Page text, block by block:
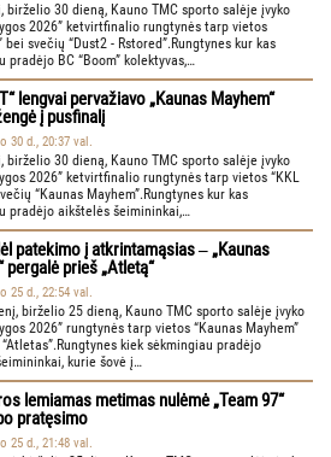
birželio 30 dieną, Kauno TMC sporto salėje įvyko
2026” ketvirtfinalio rungtynės tarp vietos
bei svečių “Dust2 - Rstored”.Rungtynes kur kas
pradėjo BC “Boom” kolektyvas,…
lengvai pervažiavo „Kaunas Mayhem“
į pusfinalį
30 d., 20:37 val.
birželio 30 dieną, Kauno TMC sporto salėje įvyko
2026” ketvirtfinalio rungtynės tarp vietos “KKL
“Kaunas Mayhem”.Rungtynes kur kas
pradėjo aikštelės šeimininkai,…
patekimo į atkrintamąsias ‒ „Kaunas
pergalė prieš „Atletą“
25 d., 22:54 val.
birželio 25 dieną, Kauno TMC sporto salėje įvyko
2026” rungtynės tarp vietos “Kaunas Mayhem”
kiek sėkmingiau pradėjo
kurie šovė į…
lemiamas metimas nulėmė „Team 97“
pratęsimo
25 d., 21:48 val.